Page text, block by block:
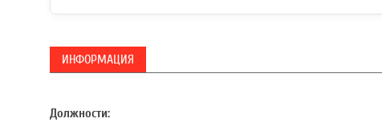
ИНФОРМАЦИЯ
Должности: